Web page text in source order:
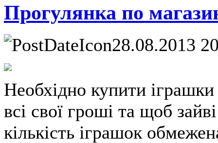
Прогулянка по
28.08.2013
Необхідно купити
всі свої гроші та щоб
кількість іграшок